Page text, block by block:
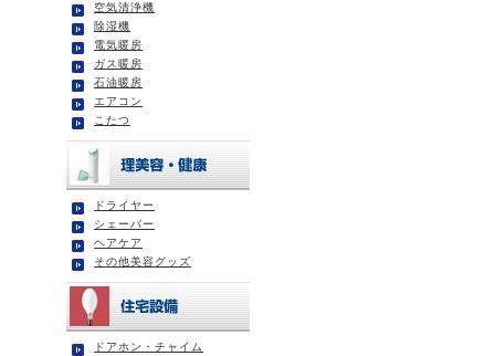
空気清浄機
除湿機
電気暖房
ガス暖房
石油暖房
エアコン
こたつ
ドライヤー
シェーバー
ヘアケア
その他美容グッズ
ドアホン・チャイム